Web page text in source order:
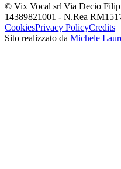
© Vix Vocal srl|Via Decio
14389821001 - N.Rea
CookiesPrivacy PolicyCredits
Sito realizzato da Michele